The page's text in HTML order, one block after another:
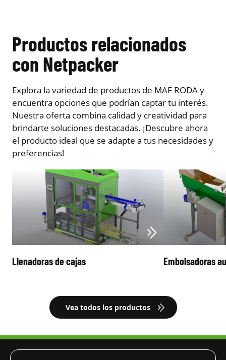
Productos relacionados
con Netpacker
Explora la variedad de productos de MAF RODA y
encuentra opciones que podrían captar tu interés.
Nuestra oferta combina calidad y creatividad para
brindarte soluciones destacadas. ¡Descubre ahora
el producto ideal que se adapte a tus necesidades y
preferencias!
Llenadoras de cajas Embolsadoras
Vea todos los productos